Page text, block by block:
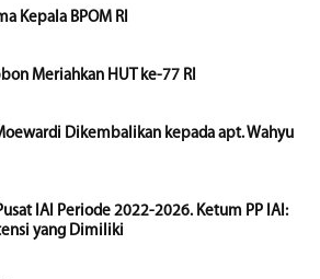
Kepala BPOM RI
Meriahkan HUT ke-77 RI
Dikembalikan kepada apt. Wahyu
IAI Periode 2022-2026. Ketum PP IAI:
yang Dimiliki